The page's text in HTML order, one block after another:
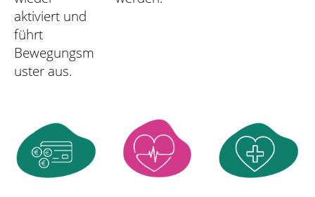
aktiviert und
führt
Bewegungsm
uster aus.